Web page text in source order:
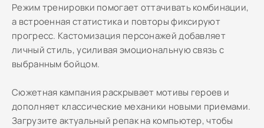
Режим тренировки помогает оттачивать комбинации,
а встроенная статистика и повторы фиксируют
прогресс. Кастомизация персонажей добавляет
личный стиль, усиливая эмоциональную связь с
выбранным бойцом.
Сюжетная кампания раскрывает мотивы героев и
дополняет классические механики новыми приемами.
Загрузите актуальный репак на компьютер, чтобы